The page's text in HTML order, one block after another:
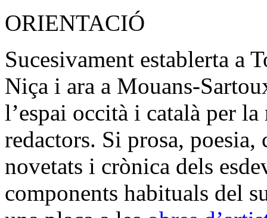
ORIENTACIÓ
Sucesivament establerta a
Niça i ara a Mouans-
l’espai occità i català per
redactors. Si prosa,
novetats i crònica dels
components habituals del